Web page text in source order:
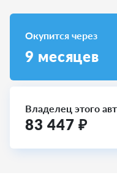
Окупится через
9 месяцев
Владелец этого
83 447 ₽